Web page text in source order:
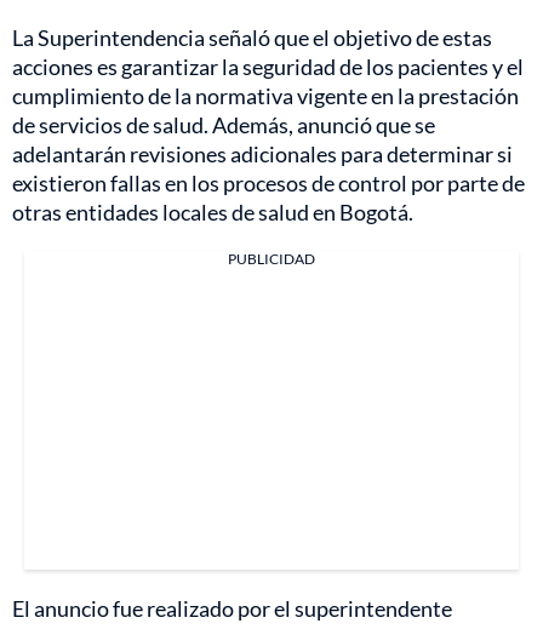
La Superintendencia señaló que el objetivo de estas
acciones es garantizar la seguridad de los pacientes y el
cumplimiento de la normativa vigente en la prestación
de servicios de salud. Además, anunció que se
adelantarán revisiones adicionales para determinar si
existieron fallas en los procesos de control por parte de
otras entidades locales de salud en Bogotá.
PUBLICIDAD
El anuncio fue realizado por el superintendente